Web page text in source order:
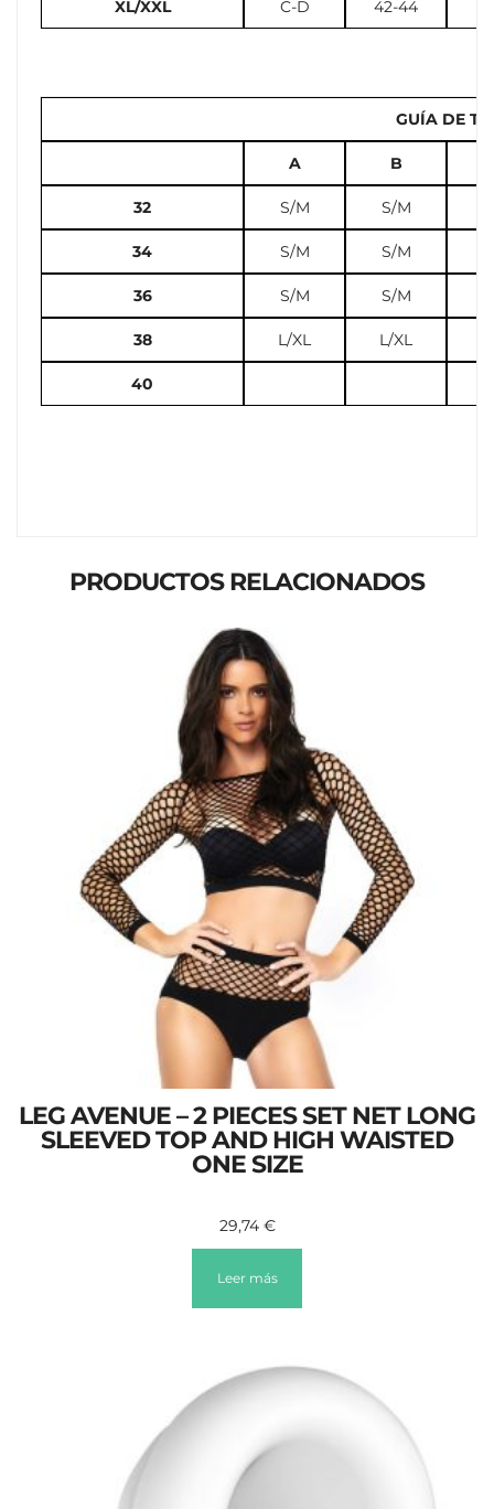
XL/XXL C-D 42-44
GUÍA DE
A B
32 S/M S/M
34 S/M S/M
36 S/M S/M
38 L/XL L/XL
40
PRODUCTOS RELACIONADOS
LEG AVENUE – 2 PIECES SET NET LONG
SLEEVED TOP AND HIGH WAISTED
ONE SIZE
29,74 €
Leer más